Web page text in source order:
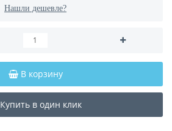
Нашли дешевле?
В корзину
Купить в один клик